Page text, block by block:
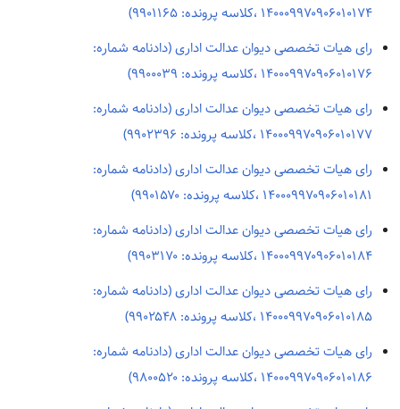
۱۴۰۰۰۹۹۷۰۹۰۶۰۱۰۱۷۴ ،کلاسه پرونده: ۹۹۰۱۱۶۵)
رای هیات تخصصی دیوان عدالت اداری (دادنامه شماره:
۱۴۰۰۰۹۹۷۰۹۰۶۰۱۰۱۷۶ ،کلاسه پرونده: ۹۹۰۰۰۳۹)
رای هیات تخصصی دیوان عدالت اداری (دادنامه شماره:
۱۴۰۰۰۹۹۷۰۹۰۶۰۱۰۱۷۷ ،کلاسه پرونده: ۹۹۰۲۳۹۶)
رای هیات تخصصی دیوان عدالت اداری (دادنامه شماره:
۱۴۰۰۰۹۹۷۰۹۰۶۰۱۰۱۸۱ ،کلاسه پرونده: ۹۹۰۱۵۷۰)
رای هیات تخصصی دیوان عدالت اداری (دادنامه شماره:
۱۴۰۰۰۹۹۷۰۹۰۶۰۱۰۱۸۴ ،کلاسه پرونده: ۹۹۰۳۱۷۰)
رای هیات تخصصی دیوان عدالت اداری (دادنامه شماره:
۱۴۰۰۰۹۹۷۰۹۰۶۰۱۰۱۸۵ ،کلاسه پرونده: ۹۹۰۲۵۴۸)
رای هیات تخصصی دیوان عدالت اداری (دادنامه شماره:
۱۴۰۰۰۹۹۷۰۹۰۶۰۱۰۱۸۶ ،کلاسه پرونده: ۹۸۰۰۵۲۰)